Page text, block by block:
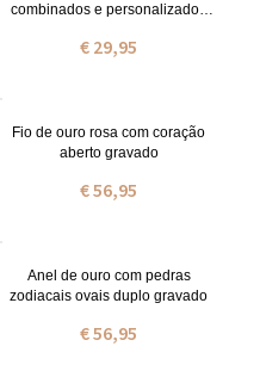
combinados e personalizados
€ 29,95
Fio de ouro rosa com coração
aberto gravado
€ 56,95
Anel de ouro com pedras
zodiacais ovais duplo gravado
€ 56,95